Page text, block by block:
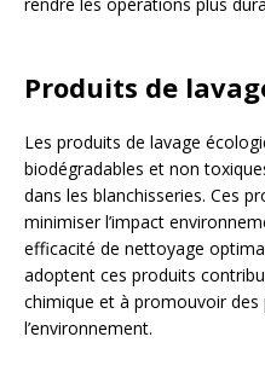
Produits de
Les produits de lavage
biodégradables et non
dans les blanchisseries. Ces
minimiser l’impact
efficacité de nettoyage
adoptent ces produits
chimique et à promouvoir des
l’environnement.